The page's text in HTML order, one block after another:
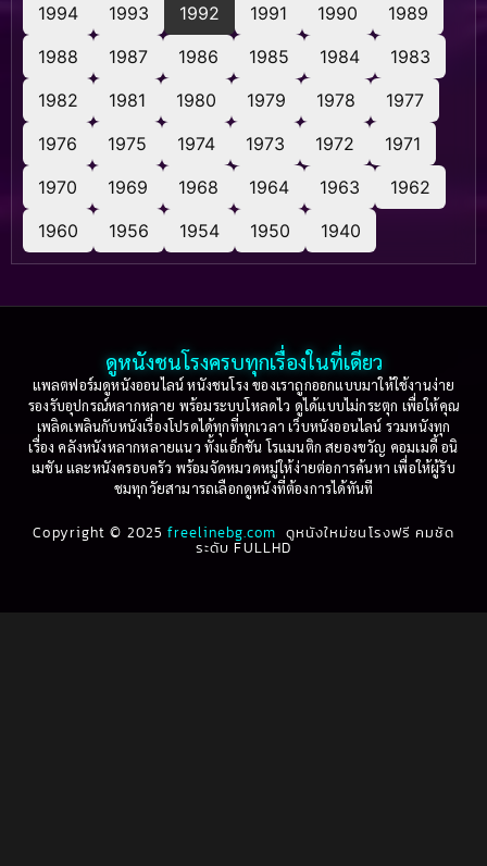
1994
1993 1992 1991 1990
1989
1988
1987 1986 1985 1984
1983
1982
1981 1980 1979 1978
1977
1976
1975 1974 1973 1972
1971
1970
1969 1968 1964 1963
1962
1960
1956 1954 1950 1940
ดูหนังชนโรงครบทุกเรื่องในที่เดียว
แพลตฟอร์มดูหนังออนไลน์ หนังชนโรง ของเราถูกออกแบบมาให้ใช้งานง่าย
รองรับอุปกรณ์หลากหลาย พร้อมระบบโหลดไว ดูได้แบบไม่กระตุก เพื่อให้คุณ
เพลิดเพลินกับหนังเรื่องโปรดได้ทุกที่ทุกเวลา เว็บหนังออนไลน์ รวมหนังทุก
เรื่อง คลังหนังหลากหลายแนว ทั้งแอ็กชัน โรแมนติก สยองขวัญ คอมเมดี้ อนิ
เมชัน และหนังครอบครัว พร้อมจัดหมวดหมู่ให้ง่ายต่อการค้นหา เพื่อให้ผู้รับ
ชมทุกวัยสามารถเลือกดูหนังที่ต้องการได้ทันที
Copyright © 2025freelinebg.com ดูหนังใหม่ชนโรงฟรี คมชัด
ระดับ FULLHD